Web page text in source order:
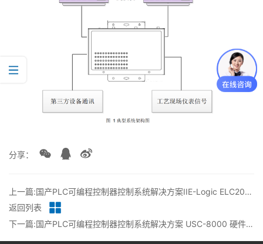
分享：
上一篇:国产PLC可编程控制器控制系统解决方案IIE-Logic ELC200 硬件-参数
返回列表
下一篇:国产PLC可编程控制器控制系统解决方案 USC-8000 硬件-设计丨龙鼎源